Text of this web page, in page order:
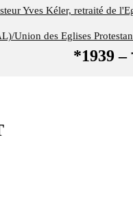
Yves Kéler, retraité de
Union des Eglises
*1939 –